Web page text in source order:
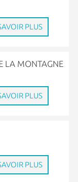
PLUS
LA MONTAGNE
PLUS
PLUS